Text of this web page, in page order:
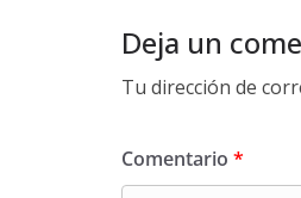
Deja un
Tu dirección de
Comentario *